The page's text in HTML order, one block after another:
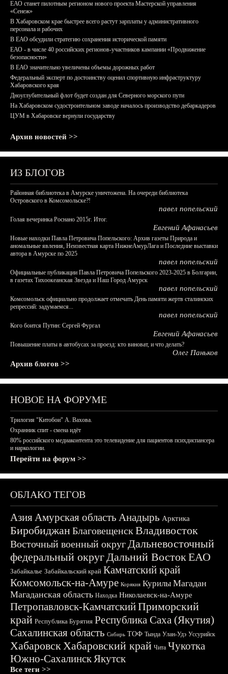
ЕАО станет пилотным регионом нового проекта Мастерской управления
«Сенеж»
В Хабаровском крае быстрее всего растут зарплаты у административного
персонала и рабочих
В ЕАО обсудили стратегию сохранения исторической памяти
ЕАО - в числе 40 российских регионов-участников кампании «Продвижение
безопасности»
В ЕАО значительно увеличены объемы дорожных работ
Федеральный эксперт по достоинству оценил спортивную инфраструктуру
Хабаровского края
Дноуглубительный флот будет создан для Северного морского пути
На Хабаровском судостроительном заводе началось производство дебаркадеров
ЦУМ в Хабаровске вернули государству
Архив новостей >>
ИЗ БЛОГОВ
Районная библиотека в Амурске уничтожена. На очереди библиотека
Островского в Комсомольске?!
павел попельский
Голая вечеринка Роснано 2015г. Итог.
Евгений Афанасьев
Новые находки Павла Петровича Попельского: Архив газеты Природа и
аномальные явления, Неизвестная карта НижнеАмурЛага и Последние выставки
автора в Амурске по 2025
павел попельский
Официальные публикации Павла Петровича Попельского 2023-2025 в Болгарии,
в газетах Тихоокеанская Звезда и Наш Город Амурск
павел попельский
Комсомольск официально продолжает отмечать День памяти жертв сталинских
репрессий: задумаемся...
павел попельский
Кого боится Путин: Сергей Фургал
Евгений Афанасьев
Повышение платы в автобусах за проезд: кто виноват, и что делать?
Олег Паньков
Архив блогов >>
НОВОЕ НА ФОРУМЕ
Трилогия "Китобои" А. Вахова.
Охранник спит - смена идёт
80% российского медиаконтента это телевидение для пациентов психдиспансера
и наркологии.
Перейти на форум >>
ОБЛАКО ТЕГОВ
АзияАмурская область Анадырь Арктика
БиробиджанБлаговещенскВладивосток
Восточный военный округДальневосточный
федеральный округДальний ВостокЕАО
Забайкалье Забайкальский край Камчатский край
Комсомольск-на-Амуре Корякия Курилы Магадан
Магаданская область Находка Николаевск-на-Амуре
Петропавловск-КамчатскийПриморский
край Республика Бурятия Республика Саха (Якутия)
Сахалинская область Сибирь ТОФ Тында Улан-Удэ Уссурийск
ХабаровскХабаровский край Чита Чукотка
Южно-СахалинскЯкутск
Все теги >>